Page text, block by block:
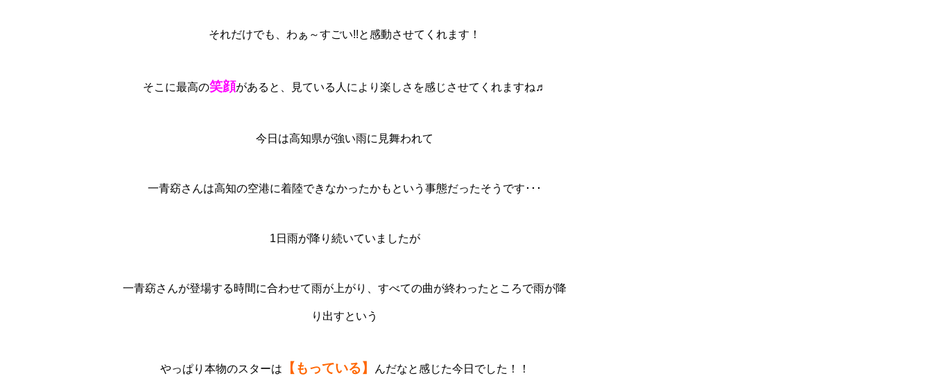
それだけでも、わぁ～すごい!!と感動させてくれます！
そこに最高の笑顔があると、見ている人により楽しさを感じさせてくれますね♬
今日は高知県が強い雨に見舞われて
一青窈さんは高知の空港に着陸できなかったかもという事態だったそうです･･･
1日雨が降り続いていましたが
一青窈さんが登場する時間に合わせて雨が上がり、すべての曲が終わったところで雨が降
り出すという
やっぱり本物のスターは 【もっている】 んだなと感じた今日でした！！